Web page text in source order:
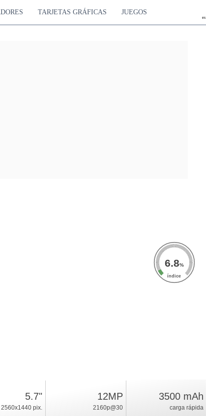
es
TARJETAS GRÁFICAS JUEGOS
6.8%
índice
5.7"
2560x1440 pix.
12MP
2160p@30
3500 mAh
carga rápida